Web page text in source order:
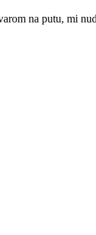
na putu, mi